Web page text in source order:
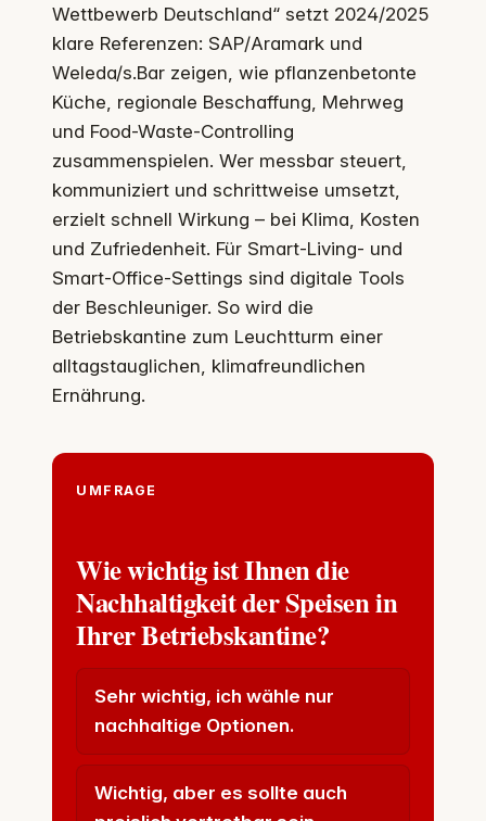
Wettbewerb Deutschland“ setzt 2024/2025
klare Referenzen: SAP/Aramark und
Weleda/s.Bar zeigen, wie pflanzenbetonte
Küche, regionale Beschaffung, Mehrweg
und Food-Waste-Controlling
zusammenspielen. Wer messbar steuert,
kommuniziert und schrittweise umsetzt,
erzielt schnell Wirkung – bei Klima, Kosten
und Zufriedenheit. Für Smart-Living- und
Smart-Office-Settings sind digitale Tools
der Beschleuniger. So wird die
Betriebskantine zum Leuchtturm einer
alltagstauglichen, klimafreundlichen
Ernährung.
UMFRAGE
Wie wichtig ist Ihnen die
Nachhaltigkeit der Speisen in
Ihrer Betriebskantine?
Sehr wichtig, ich wähle nur
nachhaltige Optionen.
Wichtig, aber es sollte auch